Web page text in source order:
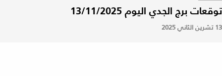
توقعات برج الجدي اليوم 13/11/2025
13 تشرين الثاني 2025